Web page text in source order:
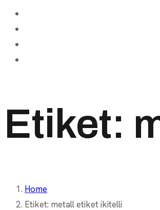
Etiket:
Home
Etiket: metall etiket ikitelli